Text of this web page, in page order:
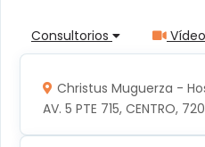
Consultorios
Christus Muguerza -
AV. 5 PTE 715, CENTRO,